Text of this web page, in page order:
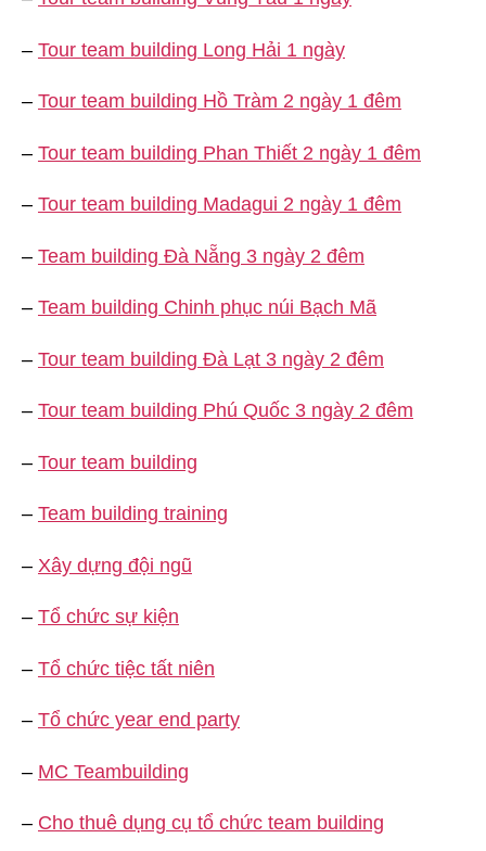
– Tour team building Long Hải 1 ngày
– Tour team building Hồ Tràm 2 ngày 1 đêm
– Tour team building Phan Thiết 2 ngày 1 đêm
– Tour team building Madagui 2 ngày 1 đêm
– Team building Đà Nẵng 3 ngày 2 đêm
– Team building Chinh phục núi Bạch Mã
– Tour team building Đà Lạt 3 ngày 2 đêm
– Tour team building Phú Quốc 3 ngày 2 đêm
– Tour team building
– Team building training
– Xây dựng đội ngũ
– Tổ chức sự kiện
– Tổ chức tiệc tất niên
– Tổ chức year end party
– MC Teambuilding
– Cho thuê dụng cụ tổ chức team building